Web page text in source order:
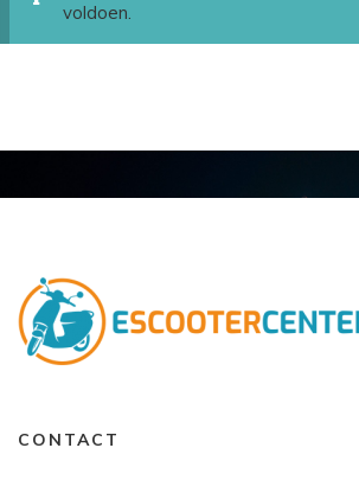
voldoen.
CONTACT